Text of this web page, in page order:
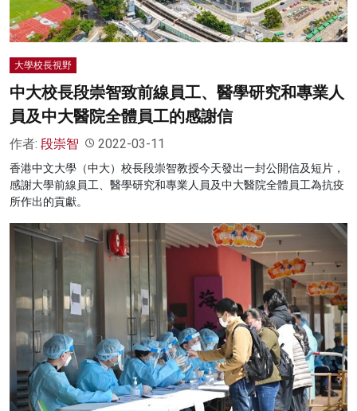
大學校長視野
中大校長段崇智致前線員工、醫學研究和專業人
員及中大醫院全體員工的感謝信
作者: 段崇智 2022-03-11
香港中文大學（中大）校長段崇智教授今天發出一封公開信及短片，
感謝大學前線員工、醫學研究和專業人員及中大醫院全體員工為抗疫
所作出的貢獻。